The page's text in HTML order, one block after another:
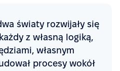
światy rozwijały się
z własną logiką,
własnym
procesy wokół